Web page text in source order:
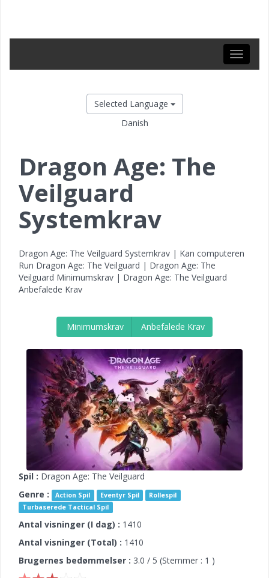
Toggle
Selected Language
Danish
Dragon Age: The
Veilguard
Systemkrav
Dragon Age: The Veilguard Systemkrav | Kan computeren
Run Dragon Age: The Veilguard | Dragon Age: The
Veilguard Minimumskrav | Dragon Age: The Veilguard
Anbefalede Krav
Minimumskrav Anbefalede Krav
Spil : Dragon Age: The Veilguard
Genre :
Action Spil Eventyr Spil
Rollespil
Turbaserede Tactical Spil
Antal visninger (I dag) : 1410
Antal visninger (Total) : 1410
Brugernes bedømmelser : 3.0 / 5 (Stemmer : 1 )